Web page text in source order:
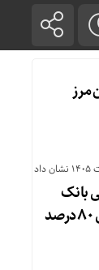
مرز
بانک
صادرات ایران/ درآمد عملیاتی ۸۰ درصد